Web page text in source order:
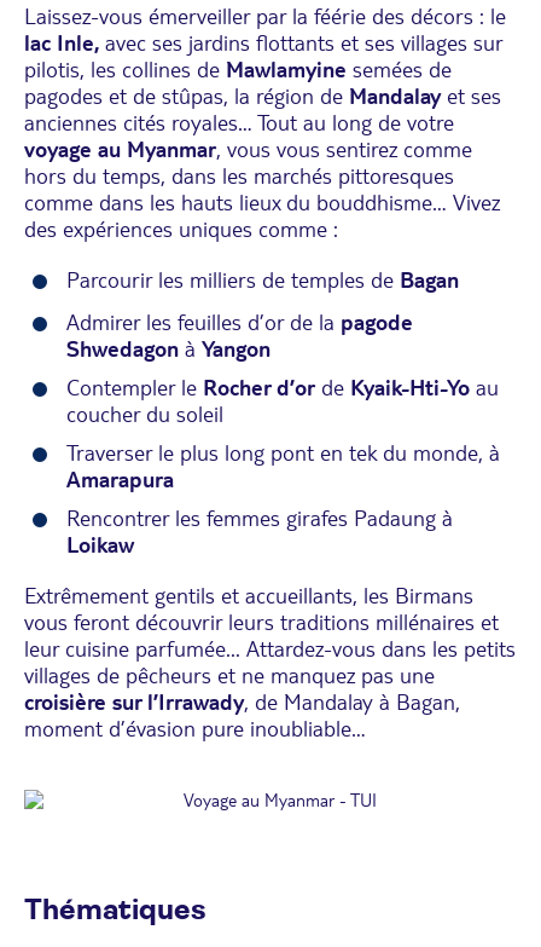
Laissez-vous émerveiller par la féérie des décors : le
lac Inle, avec ses jardins flottants et ses villages sur
pilotis, les collines de Mawlamyine semées de
pagodes et de stûpas, la région de Mandalayet ses
anciennes cités royales… Tout au long de votre
voyage au Myanmar, vous vous sentirez comme
hors du temps, dans les marchés pittoresques
comme dans les hauts lieux du bouddhisme… Vivez
des expériences uniques comme :
Parcourir les milliers de temples de Bagan
Admirer les feuilles d’or de la pagode
Shwedagon à Yangon
Contempler le Rocher d’or de Kyaik-Hti-Yo au
coucher du soleil
Traverser le plus long pont en tek du monde, à
Amarapura
Rencontrer les femmes girafes Padaung à
Loikaw
Extrêmement gentils et accueillants, les Birmans
vous feront découvrir leurs traditions millénaires et
leur cuisine parfumée... Attardez-vous dans les petits
villages de pêcheurs et ne manquez pas une
croisière sur l’Irrawady, de Mandalay à Bagan,
moment d’évasion pure inoubliable…
Thématiques